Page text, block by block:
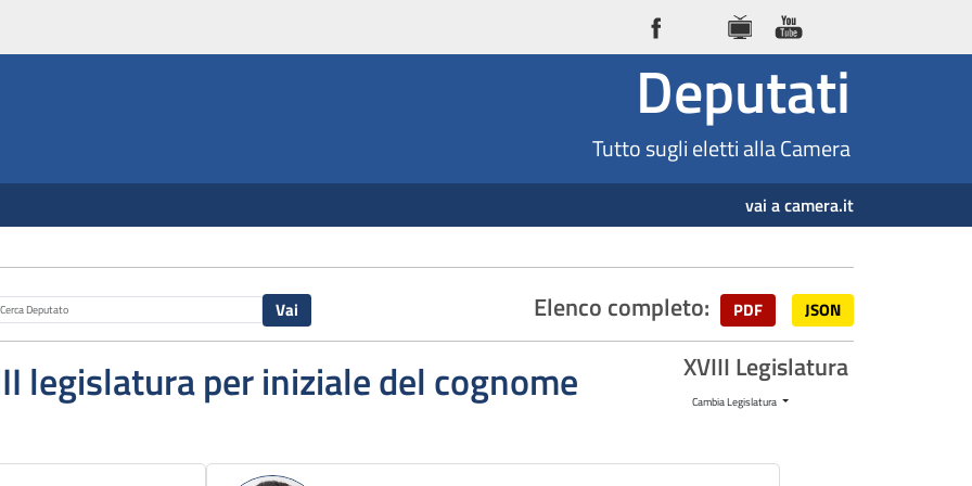
Deputati
Tutto sugli eletti alla Camera
vai a camera.it
Elenco completo: PDF JSON
legislatura per iniziale del cognome XVIII Legislatura
Cambia Legislatura